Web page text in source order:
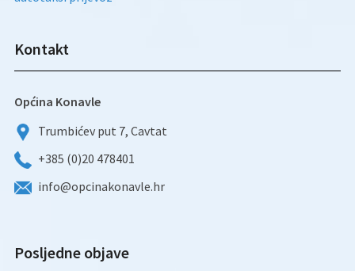
Kontakt
Općina Konavle
Trumbićev put 7, Cavtat
+385 (0)20 478401
info@opcinakonavle.hr
Posljedne objave